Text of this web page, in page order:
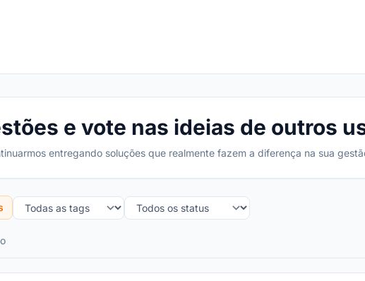
e vote nas ideias de outros
entregando soluções que realmente fazem a diferença na sua